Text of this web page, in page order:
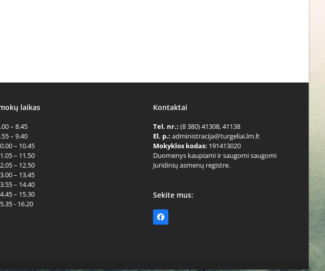
laikas
– 8.45
– 9.40
– 10.45
– 11.50
– 12.50
– 13.45
– 14.40
– 15.30
- 16.20
Kontaktai
Tel. nr.: (8 380) 41308, 41138
El. p.: administracija@turgeliai.lm.lt
Mokyklos kodas: 191413020
Duomenys kaupiami ir saugomi saugomi
Juridinių asmenų registre.
Sekite mus:
Facebook